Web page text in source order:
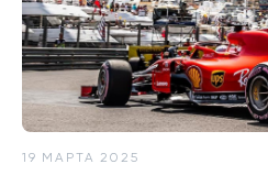
19 МАРТА 2025